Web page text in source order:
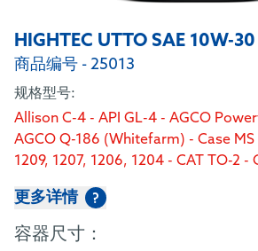
HIGHTEC UTTO SAE 10W-30
商品编号 - 25013
规格型号:
Allison C-4 - API GL-4 - AGCO
AGCO Q-186 (Whitefarm) - Case MS
1209, 1207, 1206, 1204 - CAT TO-2 -
HF-(0 thru 2) - FNHA-2-C-200.00/-
48 C3/M2C86-B/-C/M2C134-D - John
J20C/J20D - Volvo WB 101
更多详情 ?
容器尺寸：